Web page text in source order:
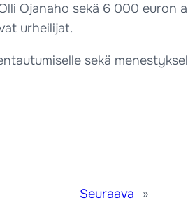
Ojanaho sekä 6 000 euron
urheilijat.
sekä
Seuraava »